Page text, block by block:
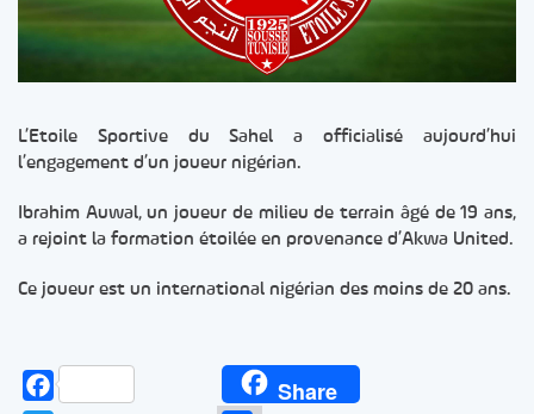
L’Etoile Sportive du Sahel a officialisé aujourd’hui
l’engagement d’un joueur nigérian.
Ibrahim Auwal, un joueur de milieu de terrain âgé de 19 ans,
a rejoint la formation étoilée en provenance d’Akwa United.
Ce joueur est un international nigérian des moins de 20 ans.
Facebook Share